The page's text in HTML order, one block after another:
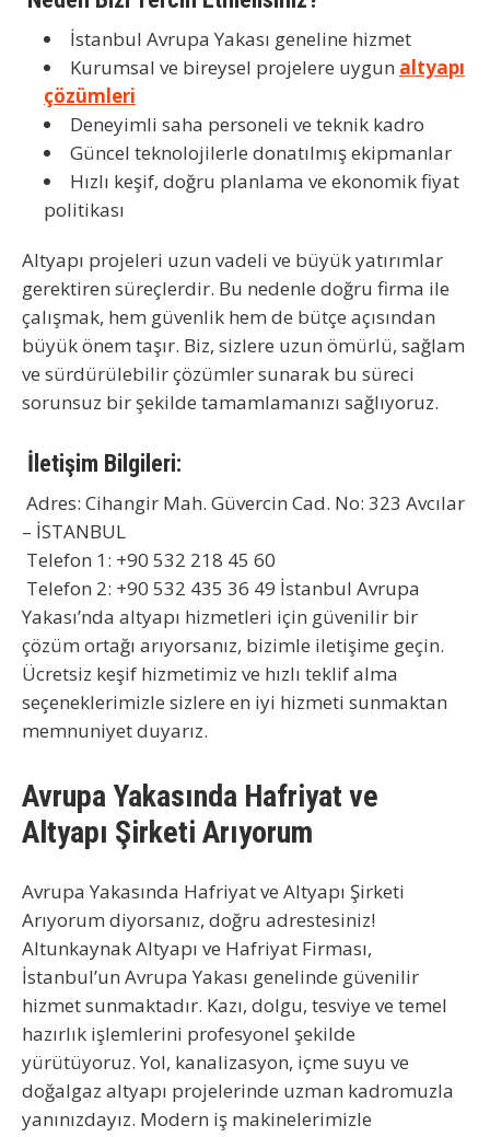
İstanbul Avrupa Yakası geneline hizmet
Kurumsal ve bireysel projelere uygun altyapı
çözümleri
Deneyimli saha personeli ve teknik kadro
Güncel teknolojilerle donatılmış ekipmanlar
Hızlı keşif, doğru planlama ve ekonomik fiyat
politikası
Altyapı projeleri uzun vadeli ve büyük yatırımlar
gerektiren süreçlerdir. Bu nedenle doğru firma ile
çalışmak, hem güvenlik hem de bütçe açısından
büyük önem taşır. Biz, sizlere uzun ömürlü, sağlam
ve sürdürülebilir çözümler sunarak bu süreci
sorunsuz bir şekilde tamamlamanızı sağlıyoruz.
İletişim Bilgileri:
Adres: Cihangir Mah. Güvercin Cad. No: 323 Avcılar
– İSTANBUL
Telefon 1: +90 532 218 45 60
Telefon 2: +90 532 435 36 49 İstanbul Avrupa
Yakası’nda altyapı hizmetleri için güvenilir bir
çözüm ortağı arıyorsanız, bizimle iletişime geçin.
Ücretsiz keşif hizmetimiz ve hızlı teklif alma
seçeneklerimizle sizlere en iyi hizmeti sunmaktan
memnuniyet duyarız.
Avrupa Yakasında Hafriyat ve
Altyapı Şirketi Arıyorum
Avrupa Yakasında Hafriyat ve Altyapı Şirketi
Arıyorum diyorsanız, doğru adrestesiniz!
Altunkaynak Altyapı ve Hafriyat Firması,
İstanbul’un Avrupa Yakası genelinde güvenilir
hizmet sunmaktadır. Kazı, dolgu, tesviye ve temel
hazırlık işlemlerini profesyonel şekilde
yürütüyoruz. Yol, kanalizasyon, içme suyu ve
doğalgaz altyapı projelerinde uzman kadromuzla
yanınızdayız. Modern iş makinelerimizle